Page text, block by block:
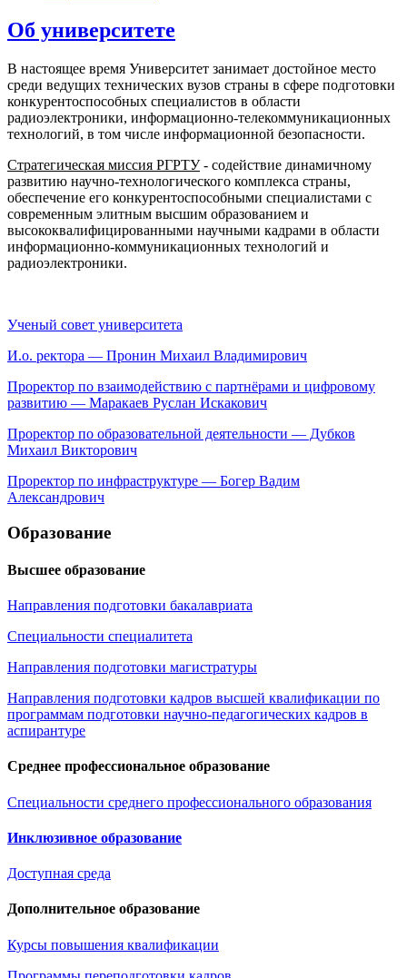
Об университете
В настоящее время Университет занимает достойное место
среди ведущих технических вузов страны в сфере подготовки
конкурентоспособных специалистов в области
радиоэлектроники, информационно-телекоммуникационных
технологий, в том числе информационной безопасности.
Стратегическая миссия РГРТУ- содействие динамичному
развитию научно-технологического комплекса страны,
обеспечение его конкурентоспособными специалистами с
современным элитным высшим образованием и
высококвалифицированными научными кадрами в области
информационно-коммуникационных технологий и
радиоэлектроники.
Ученый совет университета
И.о. ректора — Пронин Михаил Владимирович
Проректор по взаимодействию с партнёрами и цифровому
развитию — Маракаев Руслан Искакович
Проректор по образовательной деятельности — Дубков
Михаил Викторович
Проректор по инфраструктуре — Богер Вадим
Александрович
Образование
Высшее образование
Направления подготовки бакалавриата
Специальности специалитета
Направления подготовки магистратуры
Направления подготовки кадров высшей квалификации по
программам подготовки научно-педагогических кадров в
аспирантуре
Среднее профессиональное образование
Специальности среднего профессионального образования
Инклюзивное образование
Доступная среда
Дополнительное образование
Курсы повышения квалификации